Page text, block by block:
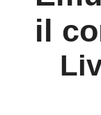
il